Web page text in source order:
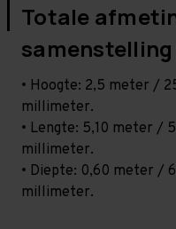
Totale
samenstelling
• Hoogte: 2,5 meter /
millimeter.
• Lengte: 5,10 meter /
millimeter.
• Diepte: 0,60 meter /
millimeter.